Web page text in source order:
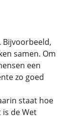
Bijvoorbeeld,
samen. Om
een
zo goed
staat hoe
de Wet